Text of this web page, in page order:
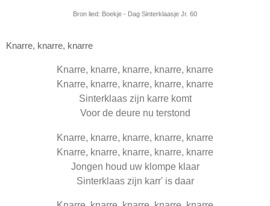
Bron lied: Boekje - Dag Sinterklaasje Jr. 60
Knarre, knarre, knarre
Knarre, knarre, knarre, knarre, knarre
Knarre, knarre, knarre, knarre, knarre
Sinterklaas zijn karre komt
Voor de deure nu terstond
Knarre, knarre, knarre, knarre, knarre
Knarre, knarre, knarre, knarre, knarre
Jongen houd uw klompe klaar
Sinterklaas zijn karr' is daar